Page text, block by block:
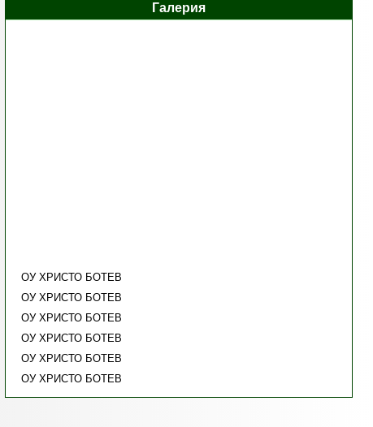
Галерия
ОУ ХРИСТО БОТЕВ
ОУ ХРИСТО БОТЕВ
ОУ ХРИСТО БОТЕВ
ОУ ХРИСТО БОТЕВ
ОУ ХРИСТО БОТЕВ
ОУ ХРИСТО БОТЕВ